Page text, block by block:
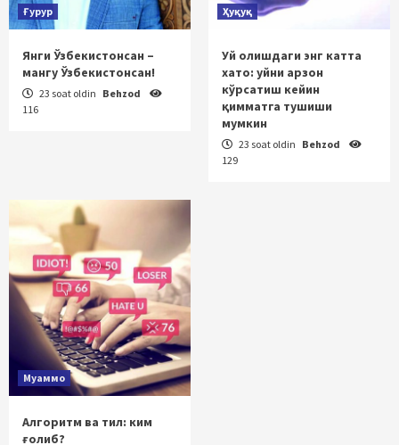
Ғурур
Янги Ўзбекистонсан –
мангу Ўзбекистонсан!
23 soat oldin Behzod
116
Ҳуқуқ
Уй олишдаги энг катта
хато: уйни арзон
кўрсатиш кейин
қимматга тушиши
мумкин
23 soat oldin Behzod
129
Муаммо
Алгоритм ва тил: ким
ғолиб?